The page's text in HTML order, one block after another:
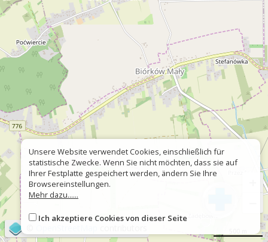
Unsere Website verwendet Cookies, einschließlich für
statistische Zwecke. Wenn Sie nicht möchten, dass sie auf
Ihrer Festplatte gespeichert werden, ändern Sie Ihre
Browsereinstellungen.
Mehr dazu......
Ich akzeptiere Cookies von dieser Seite